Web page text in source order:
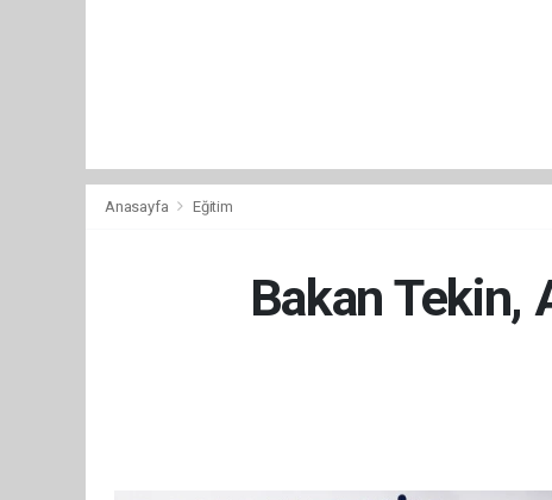
Anasayfa Eğitim
Bakan Tekin,